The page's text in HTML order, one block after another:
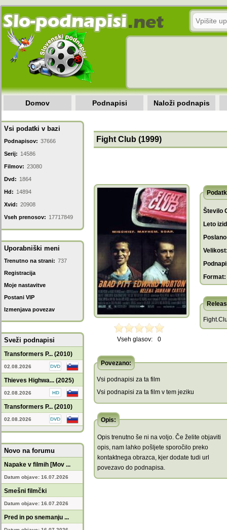
Domov Podnapisi Naloži podnapis
Vsi podatki v bazi
Podnapisov: 37666
Serij: 14586
Filmov: 23080
Dvd: 1864
Hd: 14894
Xvid: 20908
Vseh prenosov: 17717849
Uporabniški meni
Trenutno na strani: 737
Registracija
Moje nastavitve
Postani VIP
Izmenjava povezav
Sveži podnapisi
Transformers P... (2010)
02.08.2026
Thieves Highwa... (2025)
02.08.2026
Transformers P... (2010)
02.08.2026
Novo na forumu
Napake v filmih [Mov ...
Datum objave: 16.07.2026
Smešni filmčki
Datum objave: 16.07.2026
Pred in po snemanju ...
Fight Club (1999)
Vseh glasov: 0
Število
Leto
Format:
Povezano:
Vsi podnapisi za ta film
Vsi podnapisi za ta film v tem jeziku
Opis:
Opis trenutno še ni na voljo. Če želite objaviti
opis, nam lahko pošljete sporočilo preko
kontaktnega obrazca, kjer dodate tudi url
povezavo do podnapisa.